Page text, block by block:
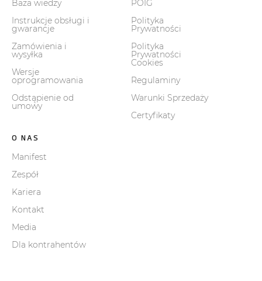
Baza wiedzy
Instrukcje obsługi i
gwarancje
Zamówienia i
wysyłka
Wersje
oprogramowania
Odstąpienie od
umowy
POIG
Polityka
Prywatności
Polityka
Prywatności
Cookies
Regulaminy
Warunki Sprzedaży
Certyfikaty
O NAS
Manifest
Zespół
Kariera
Kontakt
Media
Dla kontrahentów